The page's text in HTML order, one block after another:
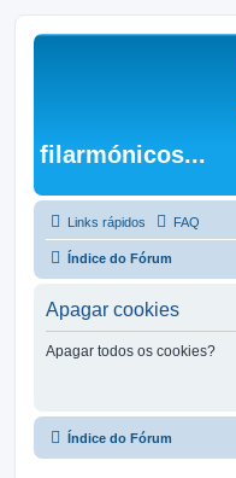
filarmónicos...
Links rápidos FAQ
Índice do Fórum
Apagar cookies
Apagar todos os cookies?
Índice do Fórum